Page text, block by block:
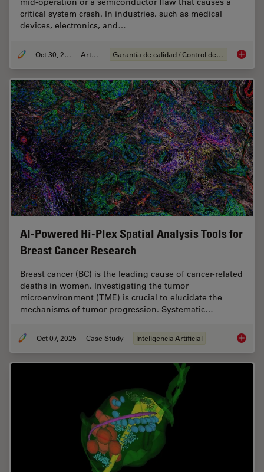
critical system crash. In industries, such as medical
devices, electronics, and…
Oct 30, 2025 Article Garantía de calidad / Control de calidad Quality
AI-Powered Hi-Plex Spatial Analysis Tools for
Breast Cancer Research
Breast cancer (BC) is the leading cause of cancer-related
deaths in women. Investigating the tumor
microenvironment (TME) is crucial to elucidate the
mechanisms of tumor progression. Systematic…
Oct 07, 2025 Case Study Inteligencia Artificial AI-